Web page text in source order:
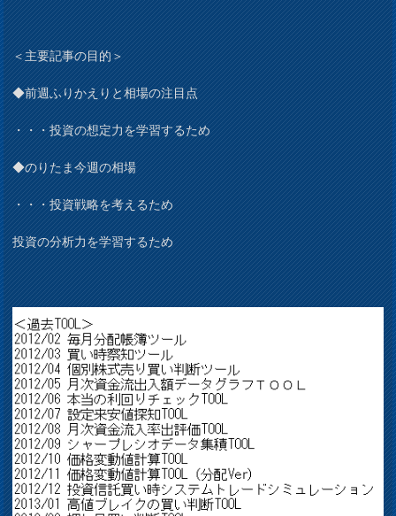
＜主要記事の目的＞
◆前週ふりかえりと相場の注目点
・・・投資の想定力を学習するため
◆のりたま今週の相場
・・・投資戦略を考えるため
投資の分析力を学習するため